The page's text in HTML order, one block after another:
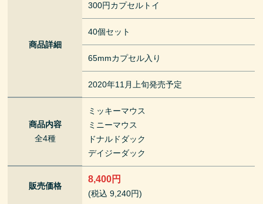
商品詳細
300円カプセルトイ
40個セット
65mmカプセル入り
2020年11月上旬発売予定
商品内容
全4種
ミッキーマウス
ミニーマウス
ドナルドダック
デイジーダック
販売価格
8,400円
(税込 9,240円)